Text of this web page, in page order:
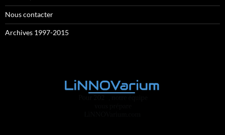
Nous contacter
Archives 1997-2015